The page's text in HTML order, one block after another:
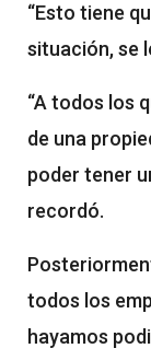
“Esto tiene
situación, se
“A todos los
de una
poder tener
recordó.
todos los
hayamos